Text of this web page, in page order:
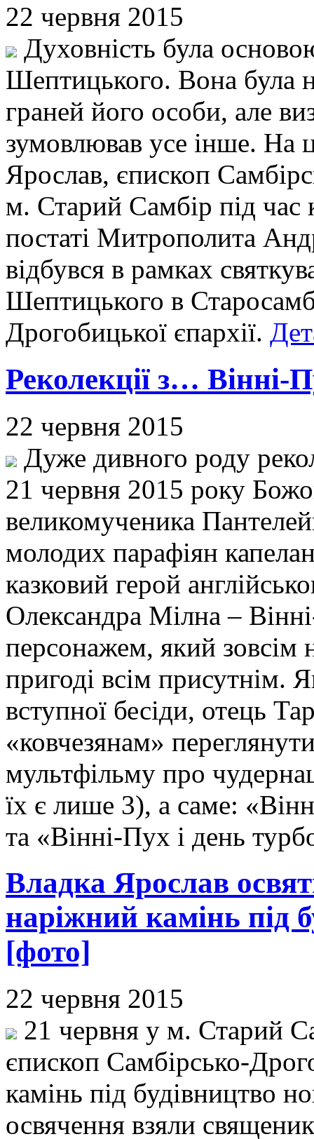
22 червня 2015
Духовність була
Шептицького. Вона була
граней його особи, але
зумовлював усе інше. На
Ярослав, єпископ
м. Старий Самбір під час
постаті Митрополита
відбувся в рамках
Шептицького в
Дрогобицької єпархії.
Реколекції з…
22 червня 2015
Дуже дивного роду
21 червня 2015 року
великомученика
молодих парафіян
казковий герой
Олександра Мілна –
персонажем, який зовсім
пригоді всім присутнім.
вступної бесіди, отець
«ковчезянам»
мультфільму про
їх є лише 3), а саме:
та «Вінні-Пух і день
Владка Ярослав
наріжний камінь під
[фото]
22 червня 2015
21 червня у м. Старий
єпископ Самбірсько-
камінь під будівництво
освячення взяли